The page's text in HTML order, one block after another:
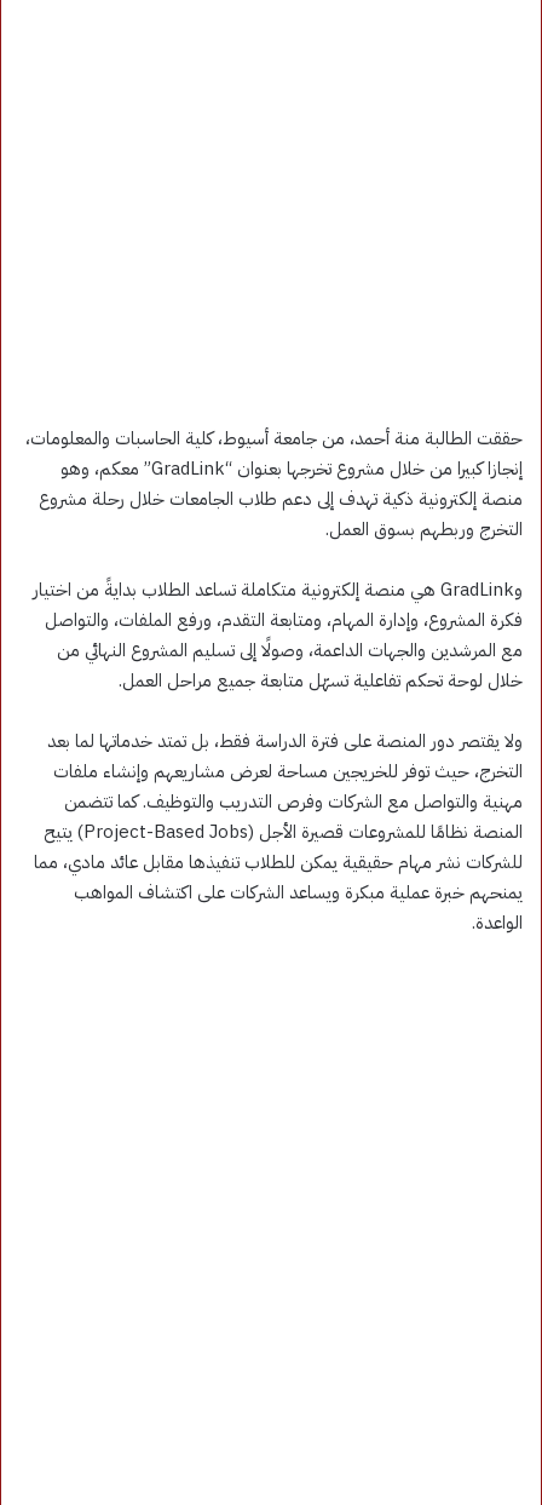
حققت الطالبة منة أحمد، من جامعة أسيوط، كلية الحاسبات والمعلومات،
إنجازا كبيرا من خلال مشروع تخرجها بعنوان “GradLink” معكم، وهو
منصة إلكترونية ذكية تهدف إلى دعم طلاب الجامعات خلال رحلة مشروع
التخرج وربطهم بسوق العمل.
وGradLink هي منصة إلكترونية متكاملة تساعد الطلاب بدايةً من اختيار
فكرة المشروع، وإدارة المهام، ومتابعة التقدم، ورفع الملفات، والتواصل
مع المرشدين والجهات الداعمة، وصولًا إلى تسليم المشروع النهائي من
خلال لوحة تحكم تفاعلية تسهّل متابعة جميع مراحل العمل.
ولا يقتصر دور المنصة على فترة الدراسة فقط، بل تمتد خدماتها لما بعد
التخرج، حيث توفر للخريجين مساحة لعرض مشاريعهم وإنشاء ملفات
مهنية والتواصل مع الشركات وفرص التدريب والتوظيف. كما تتضمن
المنصة نظامًا للمشروعات قصيرة الأجل (Project-Based Jobs) يتيح
للشركات نشر مهام حقيقية يمكن للطلاب تنفيذها مقابل عائد مادي، مما
يمنحهم خبرة عملية مبكرة ويساعد الشركات على اكتشاف المواهب
الواعدة.